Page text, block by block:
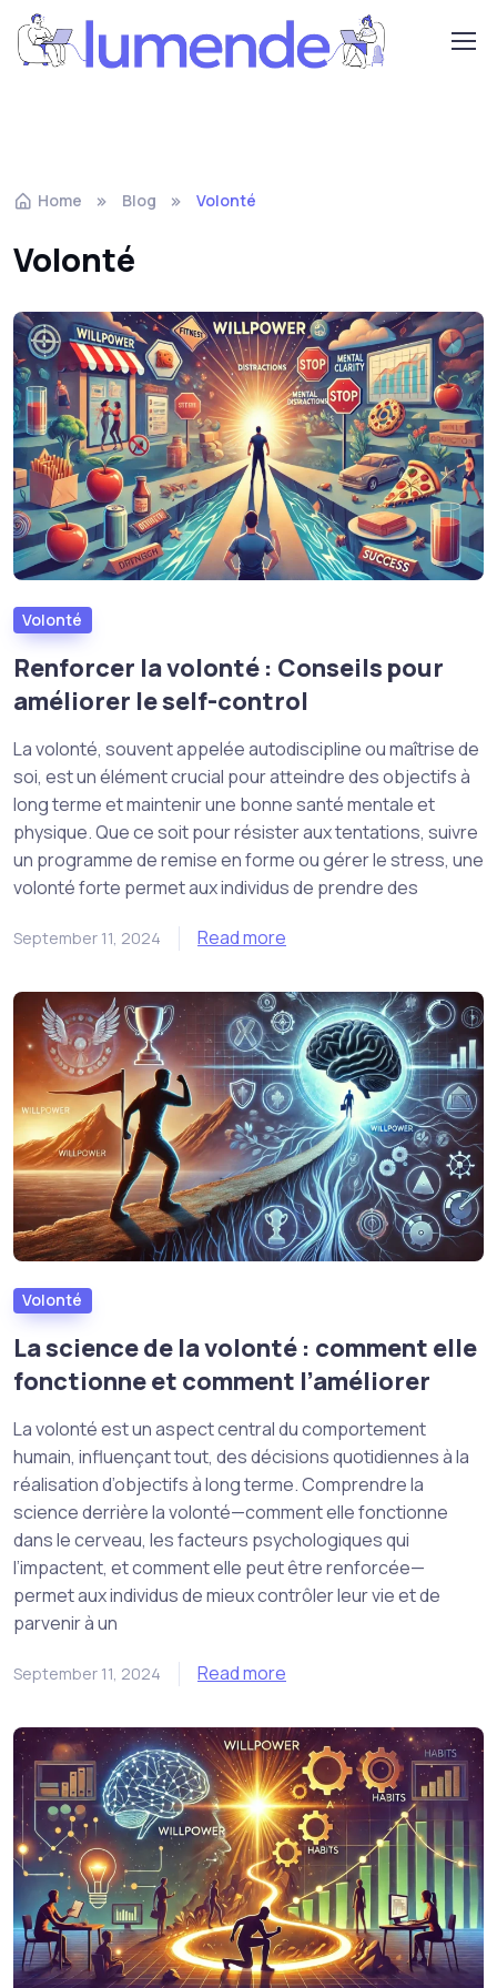
Home Blog Volonté
Volonté
Volonté
Renforcer la volonté : Conseils pour
améliorer le self-control
La volonté, souvent appelée autodiscipline ou maîtrise de
soi, est un élément crucial pour atteindre des objectifs à
long terme et maintenir une bonne santé mentale et
physique. Que ce soit pour résister aux tentations, suivre
un programme de remise en forme ou gérer le stress, une
volonté forte permet aux individus de prendre des
September 11, 2024 Read more
Volonté
La science de la volonté : comment elle
fonctionne et comment l’améliorer
La volonté est un aspect central du comportement
humain, influençant tout, des décisions quotidiennes à la
réalisation d’objectifs à long terme. Comprendre la
science derrière la volonté—comment elle fonctionne
dans le cerveau, les facteurs psychologiques qui
l’impactent, et comment elle peut être renforcée—
permet aux individus de mieux contrôler leur vie et de
parvenir à un
September 11, 2024 Read more